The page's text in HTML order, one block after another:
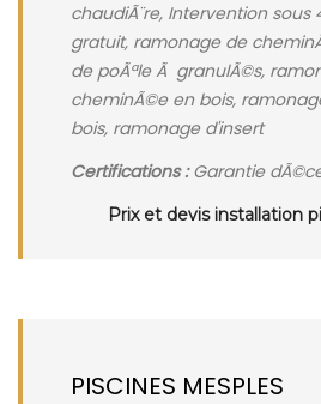
chaudiÃ¨re, Intervention sous
gratuit, ramonage de
de poÃªle Ã granulÃ©s,
cheminÃ©e en bois,
bois, ramonage d'insert
Certifications :Garantie
Prix et devis installation
PISCINES MESPLES